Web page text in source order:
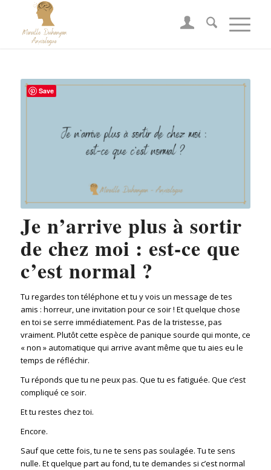
Je n’arrive plus à sortir
de chez moi : est-ce que
c’est normal ?
Tu regardes ton téléphone et tu y vois un message de tes
amis : horreur, une invitation pour ce soir ! Et quelque chose
en toi se serre immédiatement. Pas de la tristesse, pas
vraiment. Plutôt cette espèce de panique sourde qui monte, ce
« non » automatique qui arrive avant même que tu aies eu le
temps de réfléchir.
Tu réponds que tu ne peux pas. Que tu es fatiguée. Que c’est
compliqué ce soir.
Et tu restes chez toi.
Encore.
Sauf que cette fois, tu ne te sens pas soulagée. Tu te sens
nulle. Et quelque part au fond, tu te demandes si c’est normal
Save